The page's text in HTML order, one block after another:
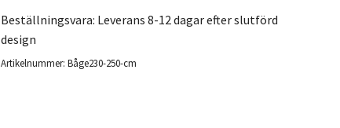
Beställningsvara: Leverans 8-12 dagar efter slutförd
design
Artikelnummer: Båge230-250-cm